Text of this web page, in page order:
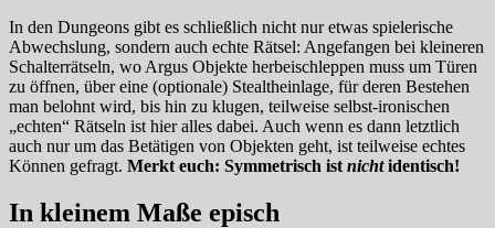
In den Dungeons gibt es schließlich nicht nur etwas spielerische
Abwechslung, sondern auch echte Rätsel: Angefangen bei kleineren
Schalterrätseln, wo Argus Objekte herbeischleppen muss um Türen
zu öffnen, über eine (optionale) Stealtheinlage, für deren Bestehen
man belohnt wird, bis hin zu klugen, teilweise selbst-ironischen
„echten“ Rätseln ist hier alles dabei. Auch wenn es dann letztlich
auch nur um das Betätigen von Objekten geht, ist teilweise echtes
Können gefragt. Merkt euch: Symmetrisch ist nichtidentisch!
In kleinem Maße episch